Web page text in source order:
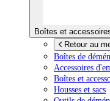
Boîtes et
Retour au
Boîtes de
Accessoires
Boîtes et
Housses et sacs